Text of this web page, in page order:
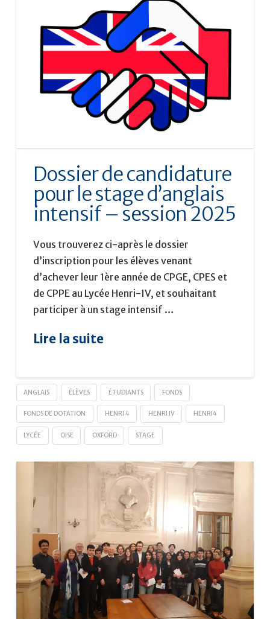
Dossier de candidature
pour le stage d’anglais
intensif – session 2025
Vous trouverez ci-après le dossier
d’inscription pour les élèves venant
d’achever leur 1ère année de CPGE, CPES et
de CPPE au Lycée Henri-IV, et souhaitant
participer à un stage intensif …
Lire la suite
ANGLAIS ÉLÈVES ÉTUDIANTS FONDS
FONDS DE DOTATION HENRI 4 HENRI IV HENRI4
LYCÉE OISE OXFORD STAGE